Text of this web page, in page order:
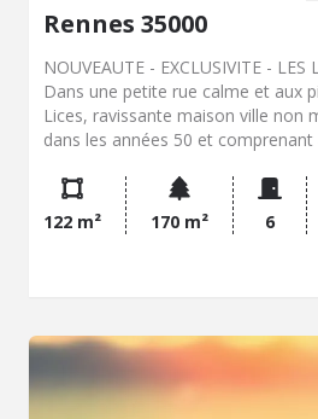
Rennes 35000
NOUVEAUTE - EXCLUSIVITE - LES
Dans une petite rue calme et aux
Lices, ravissante maison ville non
dans les années 50 et comprenant
bureau, salle d'eau, WC. A l'étage,
chambres, salle d'eau, WC. Grenier
Garage double et cave d'une
122 m² 170 m² 6